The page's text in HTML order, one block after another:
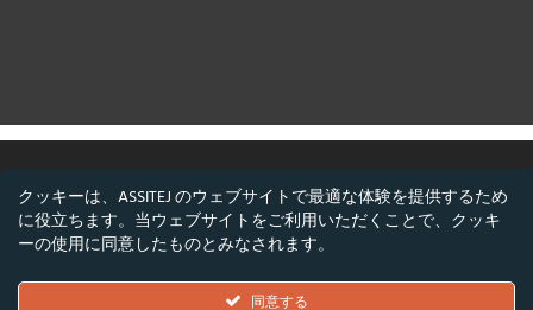
©ASSITEJ - 国際児童・青少年演劇・舞台芸術協
会
Nørregade 26, 1階, 1165 コペンハーゲン, デンマ
クッキーは、ASSITEJ のウェブサイトで最適な体験を提供するため
に役立ちます。当ウェブサイトをご利用いただくことで、クッキ
ーの使用に同意したものとみなされます。
同意する